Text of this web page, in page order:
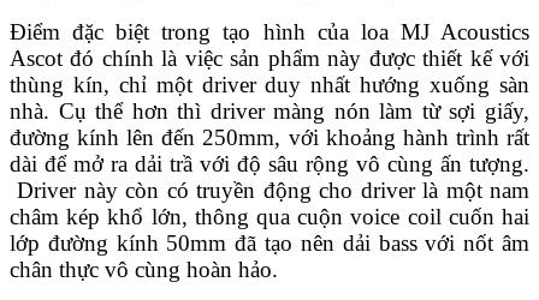
Điểm đặc biệt trong tạo hình của loa MJ Acoustics
Ascot đó chính là việc sản phẩm này được thiết kế với
thùng kín, chỉ một driver duy nhất hướng xuống sàn
nhà. Cụ thể hơn thì driver màng nón làm từ sợi giấy,
đường kính lên đến 250mm, với khoảng hành trình rất
dài để mở ra dải trầ với độ sâu rộng vô cùng ấn tượng.
Driver này còn có truyền động cho driver là một nam
châm kép khổ lớn, thông qua cuộn voice coil cuốn hai
lớp đường kính 50mm đã tạo nên dải bass với nốt âm
chân thực vô cùng hoàn hảo.